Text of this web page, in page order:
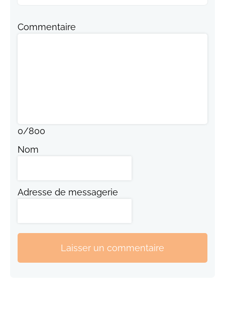
Commentaire
0/800
Nom
Adresse de messagerie
Laisser un commentaire